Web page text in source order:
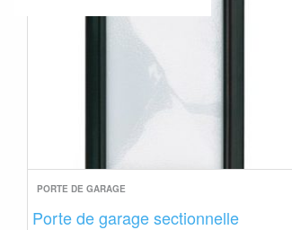
PORTE DE GARAGE
Porte de garage sectionnelle